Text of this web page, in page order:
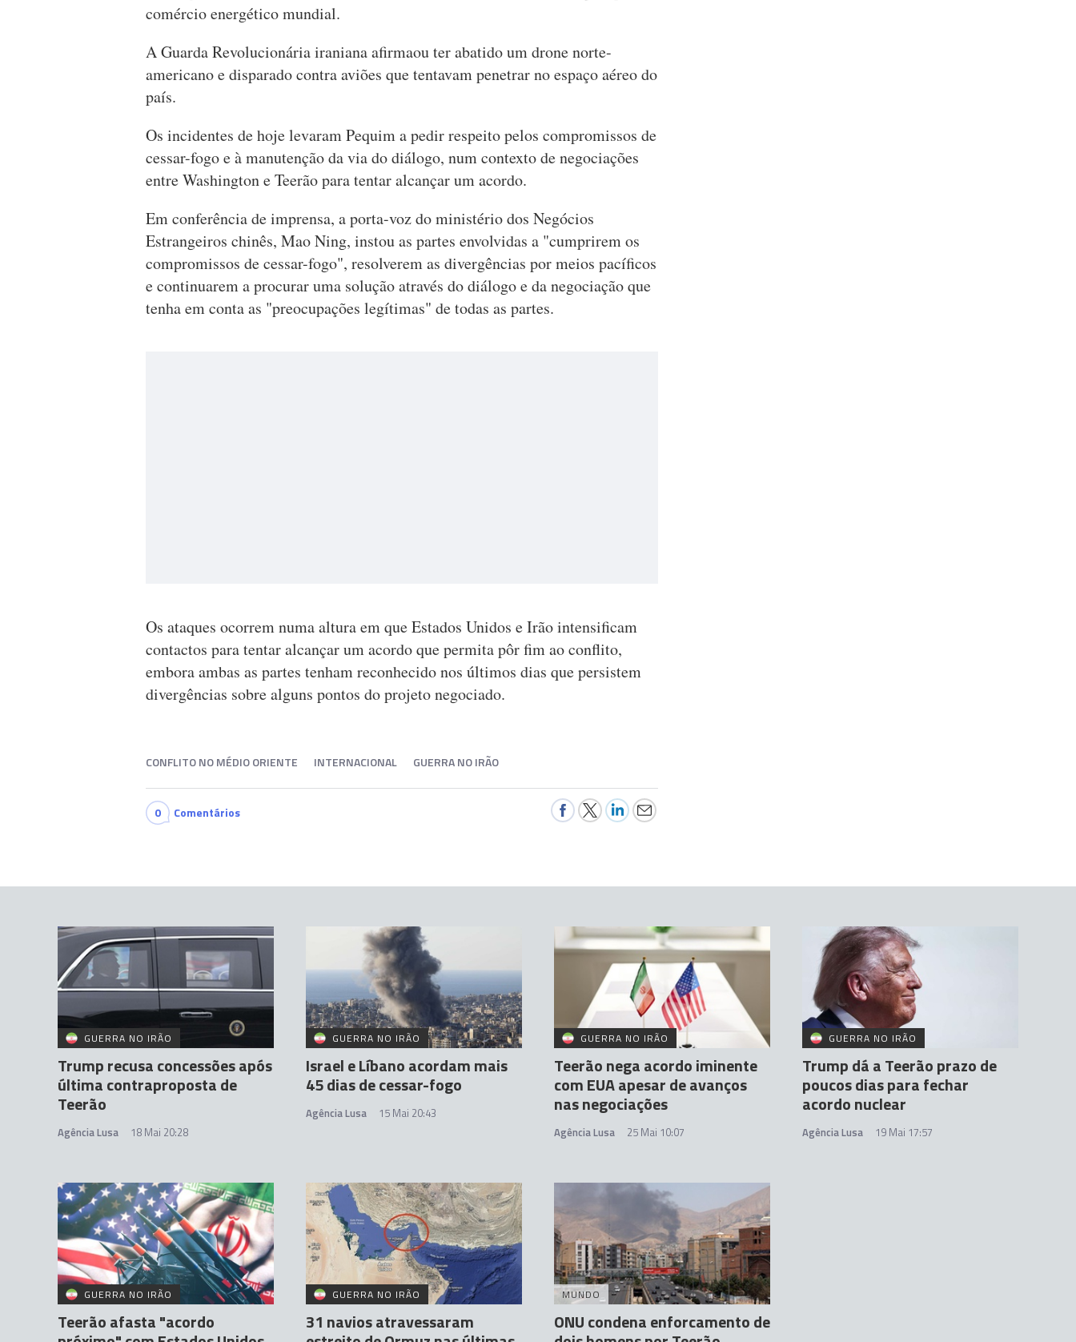
comércio energético mundial.
A Guarda Revolucionária iraniana afirmaou ter abatido um drone norte-
americano e disparado contra aviões que tentavam penetrar no espaço aéreo do
país.
Os incidentes de hoje levaram Pequim a pedir respeito pelos compromissos de
cessar-fogo e à manutenção da via do diálogo, num contexto de negociações
entre Washington e Teerão para tentar alcançar um acordo.
Em conferência de imprensa, a porta-voz do ministério dos Negócios
Estrangeiros chinês, Mao Ning, instou as partes envolvidas a "cumprirem os
compromissos de cessar-fogo", resolverem as divergências por meios pacíficos
e continuarem a procurar uma solução através do diálogo e da negociação que
tenha em conta as "preocupações legítimas" de todas as partes.
Os ataques ocorrem numa altura em que Estados Unidos e Irão intensificam
contactos para tentar alcançar um acordo que permita pôr fim ao conflito,
embora ambas as partes tenham reconhecido nos últimos dias que persistem
divergências sobre alguns pontos do projeto negociado.
CONFLITO NO MÉDIO ORIENTE INTERNACIONAL GUERRA NO IRÃO
0 Comentários
GUERRA NO IRÃO
Trump recusa concessões após
última contraproposta de
Teerão
Agência Lusa 18 Mai 20:28
GUERRA NO IRÃO
Israel e Líbano acordam mais
45 dias de cessar-fogo
Agência Lusa 15 Mai 20:43
GUERRA NO IRÃO
Teerão nega acordo iminente
com EUA apesar de avanços
nas negociações
Agência Lusa 25 Mai 10:07
GUERRA NO IRÃO
Trump dá a Teerão prazo de
poucos dias para fechar
acordo nuclear
Agência Lusa 19 Mai 17:57
GUERRA NO IRÃO
Teerão afasta "acordo
GUERRA NO IRÃO
31 navios atravessaram
MUNDO
ONU condena enforcamento de